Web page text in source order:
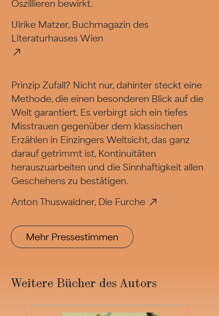
Oszillieren bewirkt.
Ulrike Matzer, Buchmagazin des
Literaturhauses Wien
Prinzip Zufall? Nicht nur, dahinter steckt eine
Methode, die einen besonderen Blick auf die
Welt garantiert. Es verbirgt sich ein tiefes
Misstrauen gegenüber dem klassischen
Erzählen in Einzingers Weltsicht, das ganz
darauf getrimmt ist, Kontinuitäten
herauszuarbeiten und die Sinnhaftigkeit allen
Geschehens zu bestätigen.
Anton Thuswaldner, Die Furche
Mehr Pressestimmen
Weitere Bücher des Autors